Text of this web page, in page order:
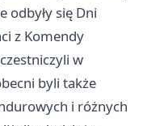
odbyły się Dni
z Komendy
w
byli także
i różnych